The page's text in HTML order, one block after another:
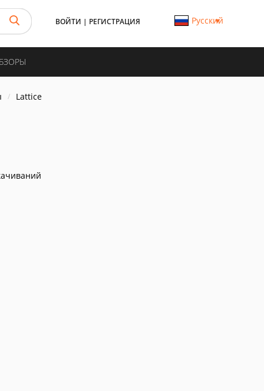
ВОЙТИ | РЕГИСТРАЦИЯ Русский
Lattice